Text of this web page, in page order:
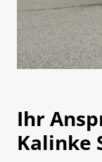
Ihr
Kalinke